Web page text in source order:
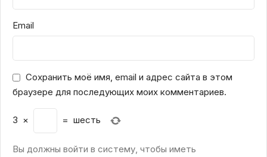
Email
Сохранить моё имя, email и адрес сайта в этом
браузере для последующих моих комментариев.
3 × = шесть
Вы должны войти в систему, чтобы иметь